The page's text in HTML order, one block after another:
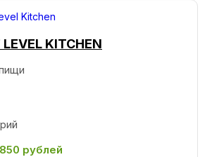
KITCHEN
рублей